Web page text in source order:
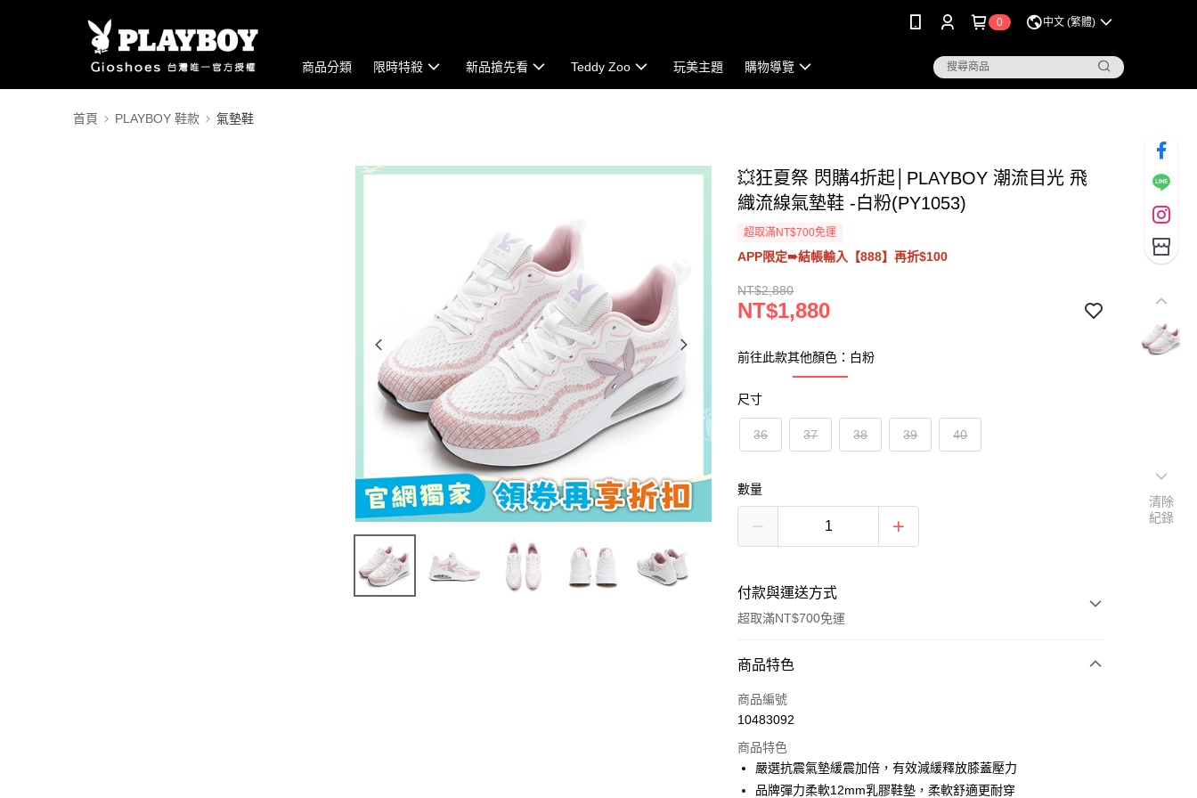
0 中文 (繁體)
商品分類 限時特殺 新品搶先看 Teddy Zoo 玩美主題 購物導覽
首頁 PLAYBOY 鞋款 氣墊鞋
💥狂夏祭 閃購4折起│PLAYBOY 潮流目光 飛
織流線氣墊鞋 -白粉(PY1053)
超取滿NT$700免運
APP限定➠結帳輸入【888】再折$100
NT$2,880
NT$1,880
前往此款其他顏色：白粉
尺寸
36 37 38 39 40
數量
付款與運送方式
超取滿NT$700免運
付款方式
信用卡一次付款
LINE Pay
商品特色
商品編號
10483092
商品特色
嚴選抗震氣墊緩震加倍，有效減緩釋放膝蓋壓力
品牌彈力柔軟12mm乳膠鞋墊，柔軟舒適更耐穿
清除
紀錄